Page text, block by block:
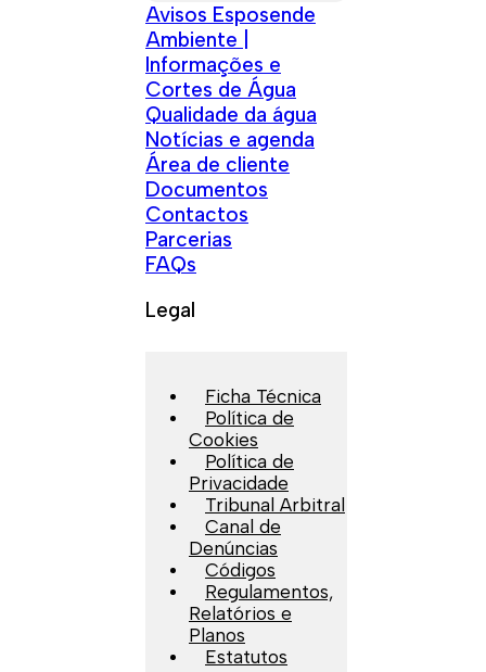
Avisos Esposende
Ambiente |
Informações e
Cortes de Água
Qualidade da água
Notícias e agenda
Área de cliente
Documentos
Contactos
Parcerias
FAQs
Legal
Ficha Técnica
Política de
Cookies
Política de
Privacidade
Tribunal Arbitral
Canal de
Denúncias
Códigos
Regulamentos,
Relatórios e
Planos
Estatutos